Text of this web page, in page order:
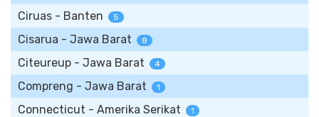
Ciruas - Banten 5
Cisarua - Jawa Barat 8
Citeureup - Jawa Barat 4
Compreng - Jawa Barat 1
Connecticut - Amerika Serikat 1